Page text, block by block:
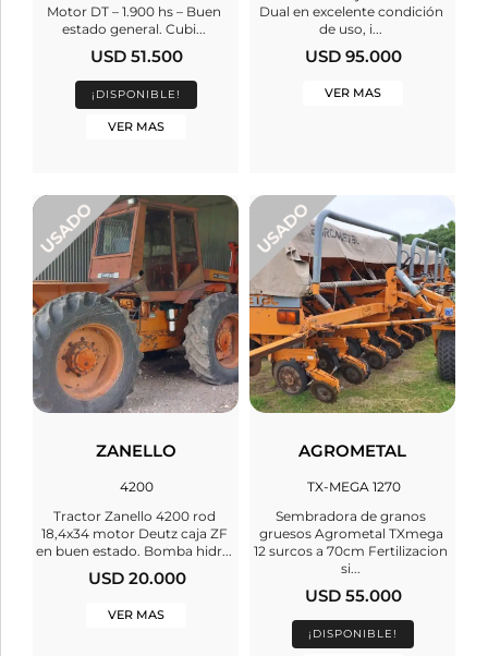
Motor DT – 1.900 hs – Buen
estado general. Cubi...
USD 51.500
¡DISPONIBLE!
VER MAS
Dual en excelente condición
de uso, i...
USD 95.000
VER MAS
ZANELLO
4200
Tractor Zanello 4200 rod
18,4x34 motor Deutz caja ZF
en buen estado. Bomba hidr...
USD 20.000
VER MAS
AGROMETAL
TX-MEGA 1270
Sembradora de granos
gruesos Agrometal TXmega
12 surcos a 70cm Fertilizacion
si...
USD 55.000
¡DISPONIBLE!